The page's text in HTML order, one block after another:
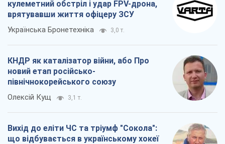
кулеметний обстріл і удар FPV-дрона,
врятувавши життя офіцеру ЗСУ
Українська Бронетехніка 3,0 т.
КНДР як каталізатор війни, або Про
новий етап російсько-
північнокорейського союзу
Олексій Кущ 3,1 т.
Вихід до еліти ЧС та тріумф "Сокола":
що відбувається в українському хокеї